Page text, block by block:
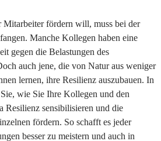
Mitarbeiter fördern will, muss bei der
Manche Kollegen haben eine
gegen die Belastungen des
auch jene, die von Natur aus weniger
lernen, ihre Resilienz auszubauen. In
wie Sie Ihre Kollegen und den
Resilienz sensibilisieren und die
fördern. So schafft es jeder
besser zu meistern und auch in